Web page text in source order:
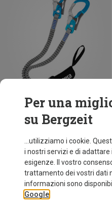
Set da via ferrata Ultimate 3.0 Ferrata
109,95 €
Per una
su Bergzeit
...utilizziamo i cookie.
i nostri servizi e di
esigenze. Il vostro
trattamento dei vostri dati
informazioni sono
Google